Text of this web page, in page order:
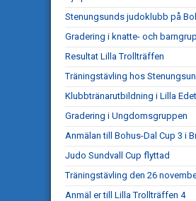
Stenungsunds judoklubb på
Gradering i knatte- och
Resultat Lilla Trollträffen
Träningstävling hos
Klubbtränarutbildning i Lilla Edet
Gradering i Ungdomsgruppen
Anmälan till Bohus-Dal Cup 3 i
Judo Sundvall Cup flyttad
Träningstävling den 26
Anmäl er till Lilla Trollträffen 4